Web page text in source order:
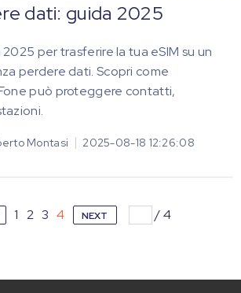
dati: guida 2025
per trasferire la tua eSIM su un
perdere dati. Scopri come
può proteggere contatti,
Montasi 2025-08-18 12:26:08
1 2 3 4 NEXT /4